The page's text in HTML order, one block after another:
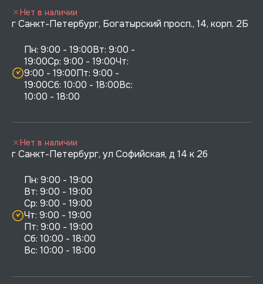
г Санкт-Петербург, Богатырский просп., 14, корп. 2Б
Пн: 9:00 - 19:00Вт: 9:00 -
19:00Ср: 9:00 - 19:00Чт:
9:00 - 19:00Пт: 9:00 -
19:00Сб: 10:00 - 18:00Вс:
10:00 - 18:00
Нет в наличии
г Санкт-Петербург, ул Софийская, д 14 к 2б
Пн: 9:00 - 19:00
Вт: 9:00 - 19:00
Ср: 9:00 - 19:00
Чт: 9:00 - 19:00
Пт: 9:00 - 19:00
Сб: 10:00 - 18:00
Нет в наличии